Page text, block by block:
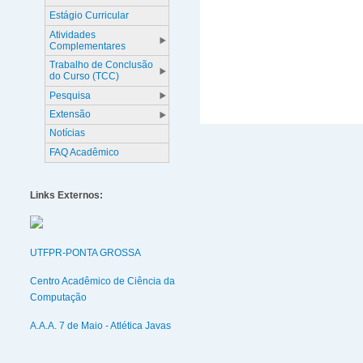
Estágio Curricular
Atividades
Complementares
Trabalho de Conclusão
do Curso (TCC)
Pesquisa
Extensão
Notícias
FAQ Acadêmico
Links Externos:
UTFPR-PONTA GROSSA
Centro Acadêmico de Ciência da
Computação
A.A.A. 7 de Maio - Atlética Javas